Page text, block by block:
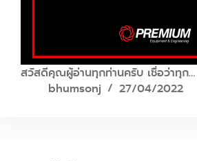
สวัสดีคุณผู้อ่านทุกท่านครับ เชื่อว่าทุก…
bhumsonj
27/04/2022